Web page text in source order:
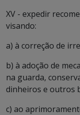
XV - expedir
visando:
a) à correção de
b) à adoção de
na guarda,
dinheiros e outros
c) ao